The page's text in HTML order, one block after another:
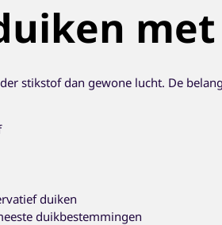
stikstof dan gewone lucht. De
duiken
duikbestemmingen